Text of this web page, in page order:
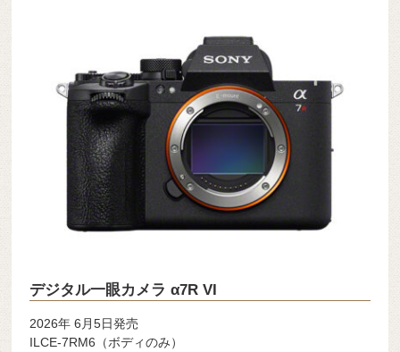
デジタル一眼カメラ α7R VI
2026年 6月5日発売
ILCE-7RM6（ボディのみ）